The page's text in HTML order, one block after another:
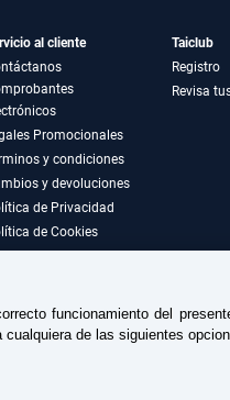
al cliente
Promocionales
y condiciones
y devoluciones
de Privacidad
de Cookies
Taiclub
Registro
Revisa
funcionamiento del
cualquiera de las siguientes